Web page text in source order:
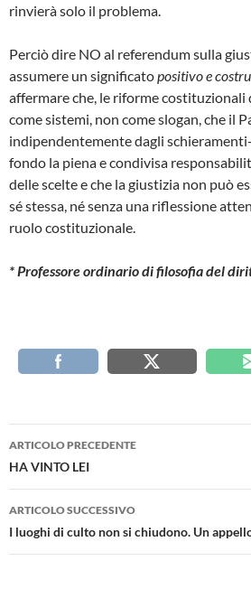
rinvierà solo il problema.
Perciò dire NO al referendum sulla
assumere un significatopositivo e
affermare che, le riforme costituzionali
come sistemi, non come slogan, che il
indipendentemente dagli
fondo la piena e condivisa
delle scelte e che la giustizia non può
sé stessa, né senza una riflessione
ruolo costituzionale.
* Professore ordinario di filosofia del
Navigazione
articolo
ARTICOLO PRECEDENTE
HA VINTO LEI
ARTICOLO SUCCESSIVO
I luoghi di culto non si chiudono. Un